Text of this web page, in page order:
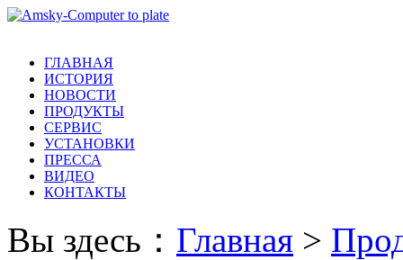
ГЛАВНАЯ
ИСТОРИЯ
НОВОСТИ
ПРОДУКТЫ
СЕРВИС
УСТАНОВКИ
ПРЕССА
ВИДЕО
КОНТАКТЫ
Вы здесь： Главная >